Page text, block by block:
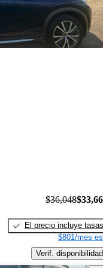
$36,048
El precio incluye tasas
$801/mes
Verif. disponibilidad